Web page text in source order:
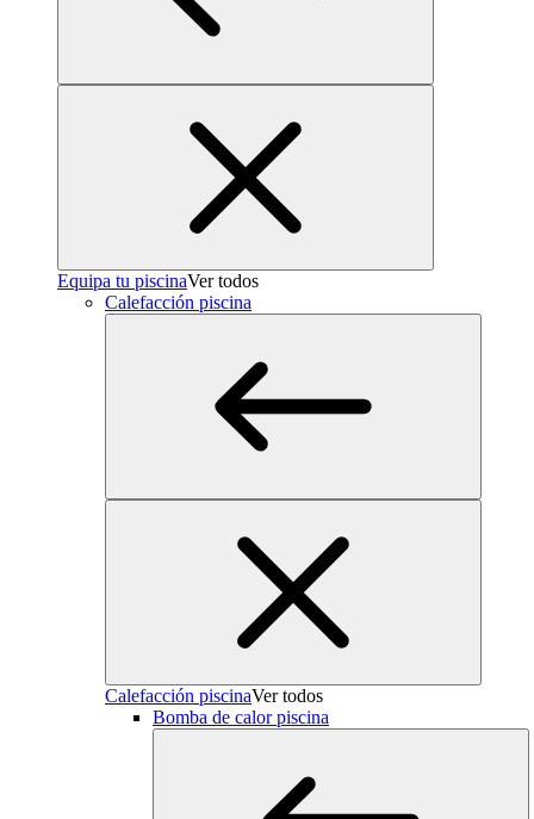
Equipa tu piscinaVer todos
Calefacción piscina
Calefacción piscinaVer todos
Bomba de calor piscina